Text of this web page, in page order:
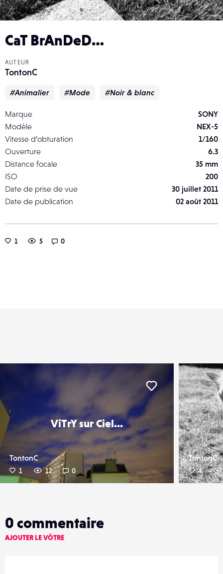
CaT BrAnDeD…
AUTEUR
TontonC
#Animalier #Mode #Noir & blanc
Marque
SONY
Modèle
NEX-5
Vitesse d’obturation
1/160
Ouverture
6.3
Distance focale
35 mm
ISO
200
Date de prise de vue
30 juillet 2011
Date de publication
02 août 2011
1 5 0
ViTrY sur Ciel...
TontonC
1 12 0
Liker
TontonC
4
0 commentaire
AJOUTER LE VÔTRE